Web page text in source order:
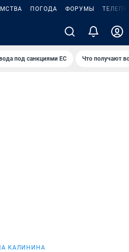
ПОГОДА ФОРУМЫ
под санкциями ЕС Что получают
КАЛИНИНА